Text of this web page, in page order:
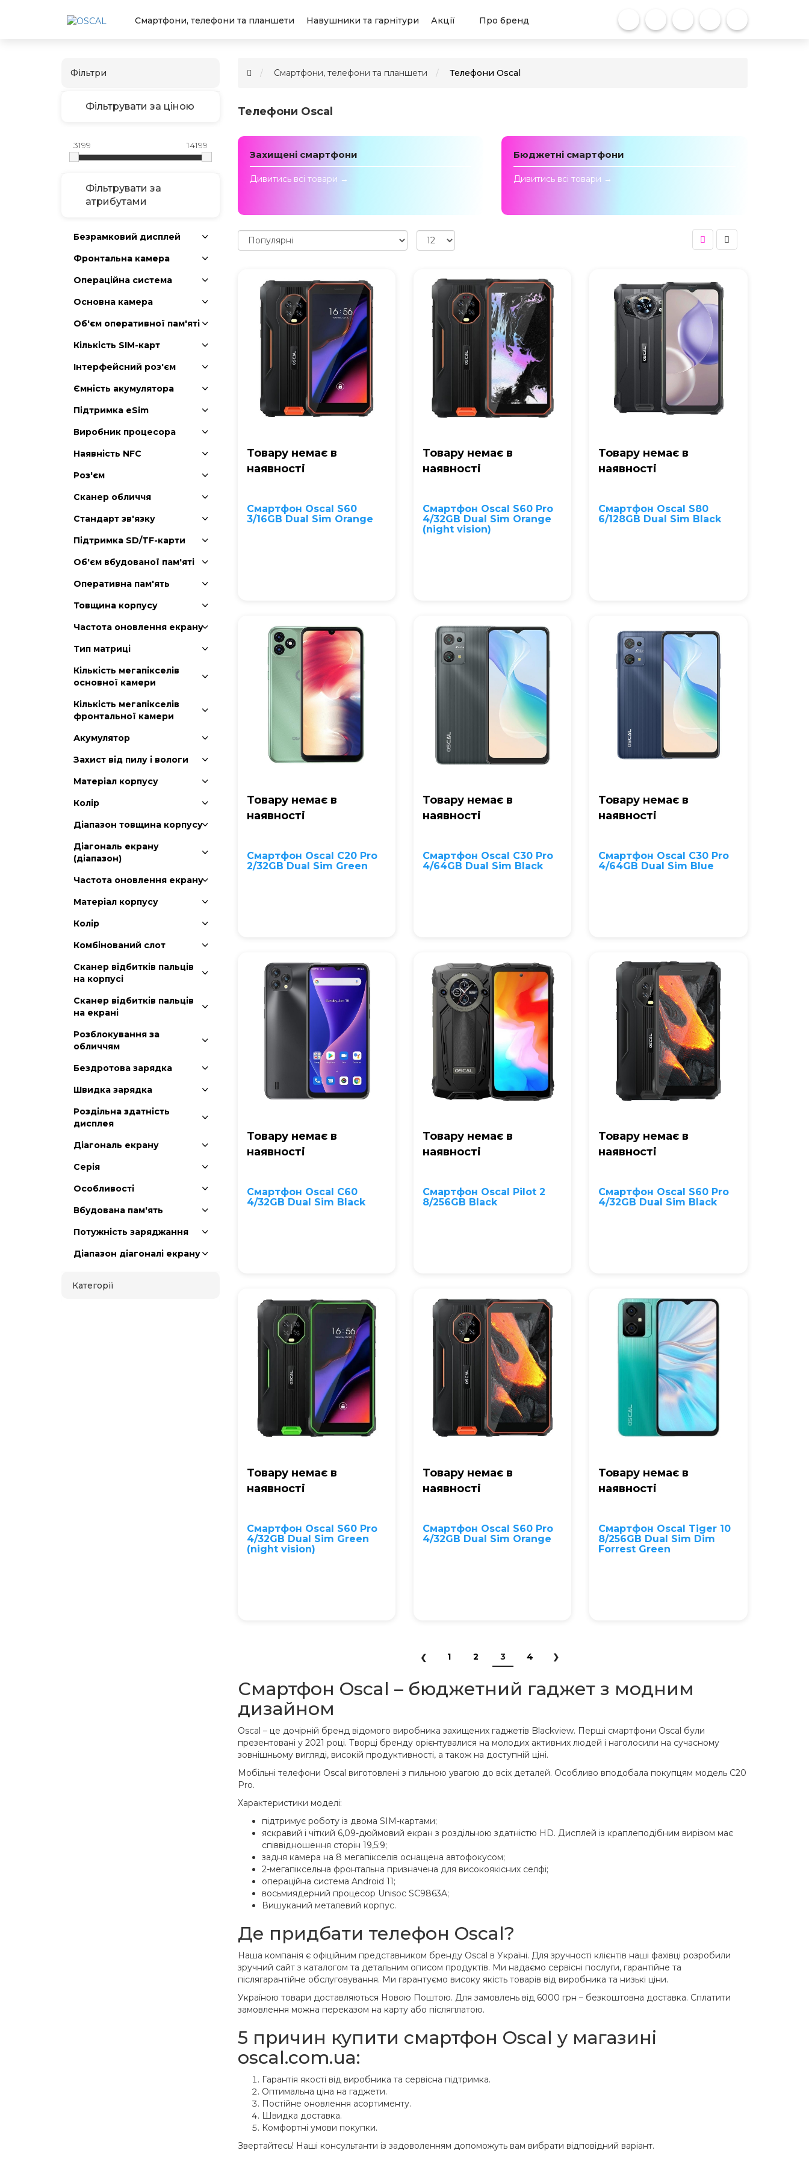
Смартфони, телефони та планшети Навушники та гарнітури Акції Про бренд
Фільтри
Фільтрувати за ціною
3199 14199
Фільтрувати за
атрибутами
Безрамковий дисплей
Фронтальна камера
Операційна система
Основна камера
Об'єм оперативної пам'яті
Кількість SIM-карт
Інтерфейсний роз'єм
Ємність акумулятора
Підтримка еSim
Виробник процесора
Наявність NFC
Роз'єм
Сканер обличчя
Стандарт зв'язку
Підтримка SD/TF-карти
Об'єм вбудованої пам'яті
Оперативна пам'ять
Товщина корпусу
Частота оновлення екрану
Тип матриці
Кількість мегапікселів
основної камери
Кількість мегапікселів
фронтальної камери
Акумулятор
Захист від пилу і вологи
Матеріал корпусу
Колір
Діапазон товщина корпусу
Діагональ екрану
(діапазон)
Частота оновлення екрану
Матеріал корпусу
Колір
Комбінований слот
Сканер відбитків пальців
на корпусі
Сканер відбитків пальців
на екрані
Розблокування за
обличчям
Бездротова зарядка
Швидка зарядка
Роздільна здатність
дисплея
Діагональ екрану
Серія
Особливості
Вбудована пам'ять
Потужність заряджання
Діапазон діагоналі екрану
Категорії
Смартфони, телефони та планшети Телефони Oscal
Телефони Oscal
Захищені смартфони
Дивитись всi товари →
Бюджетні смартфони
Дивитись всi товари →
Товару немає в
наявностi
Смартфон Oscal S60
3/16GB Dual Sim Orange
Товару немає в
наявностi
Смартфон Oscal S60 Pro
4/32GB Dual Sim Orange
(night vision)
Товару немає в
наявностi
Смартфон Oscal S80
6/128GB Dual Sim Black
Товару немає в
наявностi
Смартфон Oscal C20 Pro
2/32GB Dual Sim Green
Товару немає в
наявностi
Смартфон Oscal C30 Pro
4/64GB Dual Sim Black
Товару немає в
наявностi
Смартфон Oscal C30 Pro
4/64GB Dual Sim Blue
Товару немає в
наявностi
Смартфон Oscal C60
4/32GB Dual Sim Black
Товару немає в
наявностi
Смартфон Oscal Pilot 2
8/256GB Black
Товару немає в
наявностi
Смартфон Oscal S60 Pro
4/32GB Dual Sim Black
Товару немає в
наявностi
Смартфон Oscal S60 Pro
4/32GB Dual Sim Green
(night vision)
Товару немає в
наявностi
Смартфон Oscal S60 Pro
4/32GB Dual Sim Orange
Товару немає в
наявностi
Смартфон Oscal Tiger 10
8/256GB Dual Sim Dim
Forrest Green
1 2 3 4
Смартфон Oscal – бюджетний гаджет з модним
дизайном
Oscal – це дочірній бренд відомого виробника захищених гаджетів Blackview. Перші смартфони Oscal були
презентовані у 2021 році. Творці бренду орієнтувалися на молодих активних людей і наголосили на сучасному
зовнішньому вигляді, високій продуктивності, а також на доступній ціні.
Мобільні телефони Oscal виготовлені з пильною увагою до всіх деталей. Особливо вподобала покупцям модель C20
Pro.
Характеристики моделі:
підтримує роботу із двома SIM-картами;
яскравий і чіткий 6,09-дюймовий екран з роздільною здатністю HD. Дисплей із краплеподібним вирізом має
співвідношення сторін 19,5:9;
задня камера на 8 мегапікселів оснащена автофокусом;
2-мегапіксельна фронтальна призначена для високоякісних селфі;
операційна система Android 11;
восьмиядерний процесор Unisoc SC9863A;
Вишуканий металевий корпус.
Де придбати телефон Oscal?
Наша компанія є офіційним представником бренду Oscal в Україні. Для зручності клієнтів наші фахівці розробили
зручний сайт з каталогом та детальним описом продуктів. Ми надаємо сервісні послуги, гарантійне та
післягарантійне обслуговування. Ми гарантуємо високу якість товарів від виробника та низькі ціни.
Україною товари доставляються Новою Поштою. Для замовлень від 6000 грн – безкоштовна доставка. Сплатити
замовлення можна переказом на карту або післяплатою.
5 причин купити смартфон Oscal у магазині
oscal.com.ua:
Гарантія якості від виробника та сервісна підтримка.
Оптимальна ціна на гаджети.
Постійне оновлення асортименту.
Швидка доставка.
Комфортні умови покупки.
Звертайтесь! Наші консультанти із задоволенням допоможуть вам вибрати відповідний варіант.